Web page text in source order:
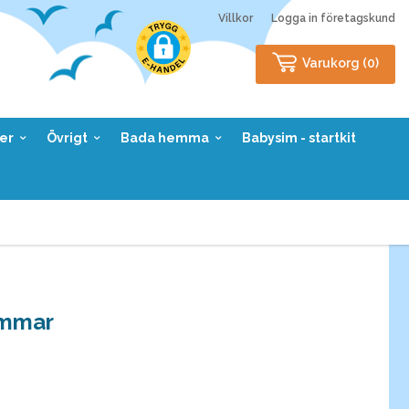
Villkor Logga in företagskund
Varukorg (0)
Övrigt Bada hemma Babysim - startkit